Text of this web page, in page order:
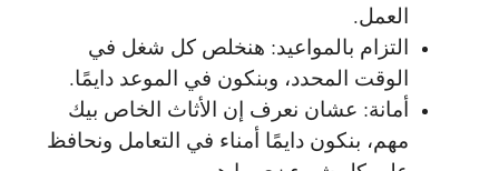
العمل.
التزام بالمواعيد: هنخلص كل شغل في
الوقت المحدد، وبنكون في الموعد دايمًا.
أمانة: عشان نعرف إن الأثاث الخاص بيك
مهم، بنكون دايمًا أمناء في التعامل ونحافظ